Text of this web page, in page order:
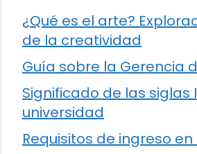
¿Qué es el arte?
de la creatividad
Guía sobre la Gerencia
Significado de las siglas
universidad
Requisitos de ingreso en